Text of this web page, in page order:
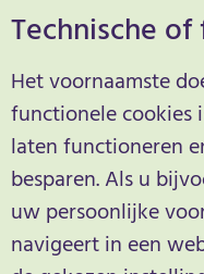
Technische
Het voornaamste
functionele cookies
laten functioneren
besparen. Als u
uw persoonlijke
navigeert in een